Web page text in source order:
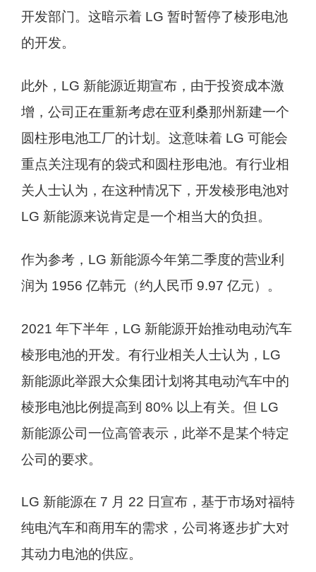
开发部门。这暗示着 LG 暂时暂停了棱形电池
的开发。
此外，LG 新能源近期宣布，由于投资成本激
增，公司正在重新考虑在亚利桑那州新建一个
圆柱形电池工厂的计划。这意味着 LG 可能会
重点关注现有的袋式和圆柱形电池。有行业相
关人士认为，在这种情况下，开发棱形电池对
LG 新能源来说肯定是一个相当大的负担。
作为参考，LG 新能源今年第二季度的营业利
润为 1956 亿韩元（约人民币 9.97 亿元）。
2021 年下半年，LG 新能源开始推动电动汽车
棱形电池的开发。有行业相关人士认为，LG
新能源此举跟大众集团计划将其电动汽车中的
棱形电池比例提高到 80% 以上有关。但 LG
新能源公司一位高管表示，此举不是某个特定
公司的要求。
LG 新能源在 7 月 22 日宣布，基于市场对福特
纯电汽车和商用车的需求，公司将逐步扩大对
其动力电池的供应。